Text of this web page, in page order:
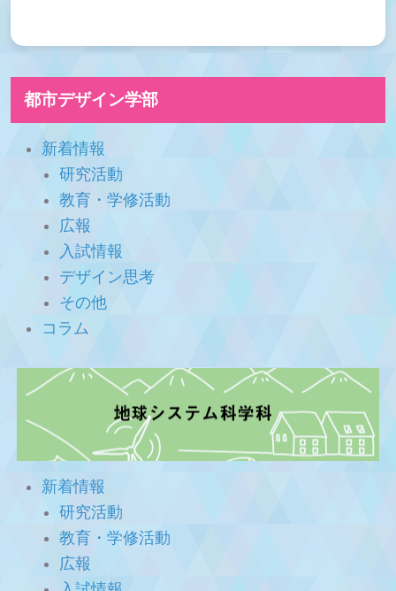
都市デザイン学部
新着情報
研究活動
教育・学修活動
広報
入試情報
デザイン思考
その他
コラム
新着情報
研究活動
教育・学修活動
広報